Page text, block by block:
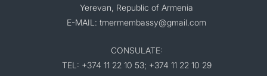
Yerevan, Republic of Armenia
E-MAIL: tmermembassy@gmail.com
CONSULATE:
TEL: +374 11 22 10 53; +374 11 22 10 29